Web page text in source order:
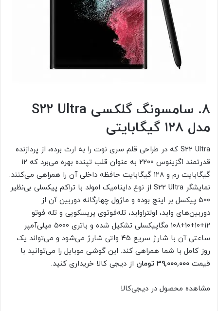
۸. سامسونگ گلکسی S22 Ultra
مدل ۱۲۸ گیگابایتی
S22 Ultra که در طراحی قلم سری نوت را به ارث برده، از پردازنده
قدرتمند اگزینوس ۲۲۰۰ به عنوان قلب تپنده بهره می‌برد که ۱۲
گیگابایت رم و ۱۲۸ گیگابایت حافظه داخلی آن را همراهی می‌کنند.
نمایشگر S22 Ultra از نوع داینامیک امولد با تراکم پیکسلی بی‌نظیر
۵۰۰ پیکسل بر اینچ بوده و ماژول چهارگانه دوربین آن از
دوربین‌های واید، اولتراواید، تله‌فوتوی پریسکوپی و تله فوتو
۱۲+۱۰+۱۰+۱۰۸ مگاپیکسلی تشکیل شده و باتری ۵۰۰۰ میلی‌آمپر
ساعتی آن با شارژ سریع ۴۵ واتی شارژ می‌شود و می‌تواند یک
روز کامل با شما همراهی کند. این گوشی موبایل را می‌توانید با
قیمت ۳۹,۰۰۰,۰۰۰ تومان از دیجی کالا خریداری کنید.
مشاهده محصول در دیجی‌کالا